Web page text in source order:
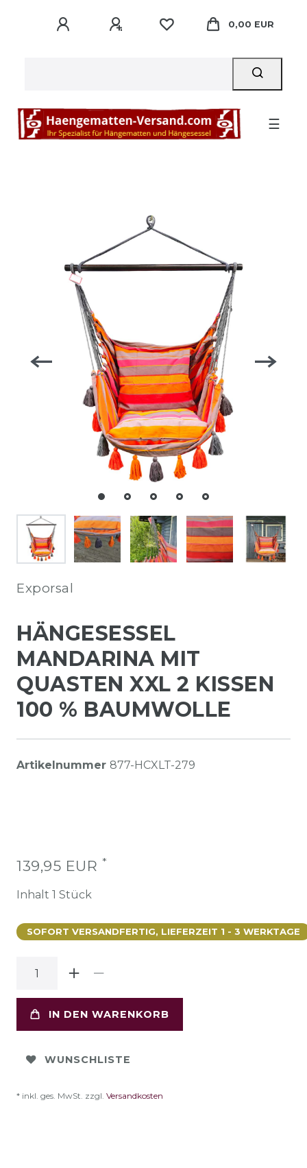
0,00 EUR
☰
Exporsal
HÄNGESESSEL
MANDARINA MIT
QUASTEN XXL 2 KISSEN
100 % BAUMWOLLE
Artikelnummer 877-HCXLT-279
139,95 EUR *
Inhalt 1 Stück
SOFORT VERSANDFERTIG, LIEFERZEIT 1 - 3 WERKTAGE
IN DEN WARENKORB
WUNSCHLISTE
* inkl. ges. MwSt. zzgl. Versandkosten